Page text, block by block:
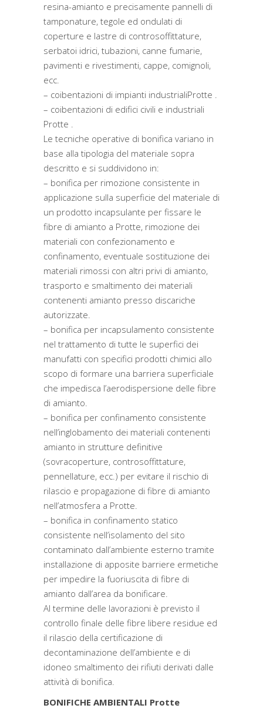
resina-amianto e precisamente pannelli di
tamponature, tegole ed ondulati di
coperture e lastre di controsoffittature,
serbatoi idrici, tubazioni, canne fumarie,
pavimenti e rivestimenti, cappe, comignoli,
ecc.
– coibentazioni di impianti industrialiProtte .
– coibentazioni di edifici civili e industriali
Protte .
Le tecniche operative di bonifica variano in
base alla tipologia del materiale sopra
descritto e si suddividono in:
– bonifica per rimozione consistente in
applicazione sulla superficie del materiale di
un prodotto incapsulante per fissare le
fibre di amianto a Protte, rimozione dei
materiali con confezionamento e
confinamento, eventuale sostituzione dei
materiali rimossi con altri privi di amianto,
trasporto e smaltimento dei materiali
contenenti amianto presso discariche
autorizzate.
– bonifica per incapsulamento consistente
nel trattamento di tutte le superfici dei
manufatti con specifici prodotti chimici allo
scopo di formare una barriera superficiale
che impedisca l’aerodispersione delle fibre
di amianto.
– bonifica per confinamento consistente
nell’inglobamento dei materiali contenenti
amianto in strutture definitive
(sovracoperture, controsoffittature,
pennellature, ecc.) per evitare il rischio di
rilascio e propagazione di fibre di amianto
nell’atmosfera a Protte.
– bonifica in confinamento statico
consistente nell’isolamento del sito
contaminato dall’ambiente esterno tramite
installazione di apposite barriere ermetiche
per impedire la fuoriuscita di fibre di
amianto dall’area da bonificare.
Al termine delle lavorazioni è previsto il
controllo finale delle fibre libere residue ed
il rilascio della certificazione di
decontaminazione dell’ambiente e di
idoneo smaltimento dei rifiuti derivati dalle
attività di bonifica.
BONIFICHE AMBIENTALI Protte